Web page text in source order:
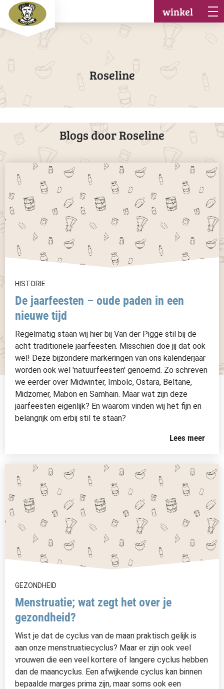
winkel
Roseline
Blogs door Roseline
HISTORIE
De jaarfeesten – oude paden in een
nieuwe tijd
Regelmatig staan wij hier bij Van der Pigge stil bij de
acht traditionele jaarfeesten. Misschien doe jij dat ook
wel! Deze bijzondere markeringen van ons kalenderjaar
worden ook wel 'natuurfeesten' genoemd. Zo schreven
we eerder over Midwinter, Imbolc, Ostara, Beltane,
Midzomer, Mabon en Samhain. Maar wat zijn deze
jaarfeesten eigenlijk? En waarom vinden wij het fijn en
belangrijk om erbij stil te staan?
Lees meer
GEZONDHEID
Menstruatie; wat zegt het over je
gezondheid?
Wist je dat de cyclus van de maan praktisch gelijk is
aan onze menstruatiecyclus? Maar er zijn ook veel
vrouwen die een veel kortere of langere cyclus hebben
dan de maancyclus. Een afwijkende cyclus kan binnen
bepaalde marges prima zijn, maar soms ook een